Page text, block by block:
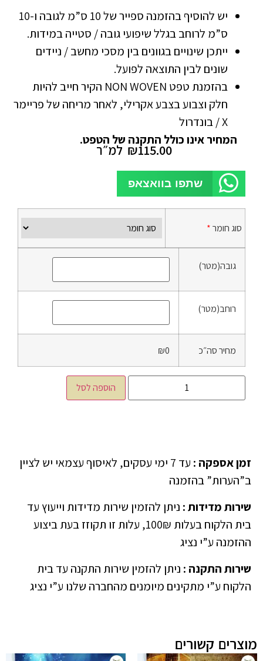
יש להוסיף בהזמנה ספייר של 10 ס”מ לגובה ו-10
ס”מ לרוחב בגלל שיפועי גובה / סטייה במידות.
ייתכן שינויים בגוונים בין מסכי מחשב / ניידים
שונים לבין התוצאה לפועל.
בהזמנת טפט NON WOVEN הקיר חייב להיות
חלק וצבוע בצבע אקרילי, לאחר מריחה של פריימר
X / בונדרול
המחיר אינו כולל התקנה של הטפט.
₪115.00 למ״ר
שתפו בוואצאפ
סוג חומר*
גובה(מטר)
רוחב(מטר)
מחיר סה״כ ₪0
הוספה לסל
זמן אספקה :
עד 7 ימי עסקים, לאיסוף עצמאי יש לציין
ב”הערות” בהזמנה
שירות מדידות: ניתן להזמין שירות מדידות וייעוץ עד
בית הלקוח בעלות 100₪, עלות זו תקוזז בעת ביצוע
ההזמנה ע”י נציג
שירות התקנה : ניתן להזמין שירות התקנה עד בית
הלקוח ע”י מתקינים מיומנים מהחברה שלנו ע”י נציג
מוצרים קשורים